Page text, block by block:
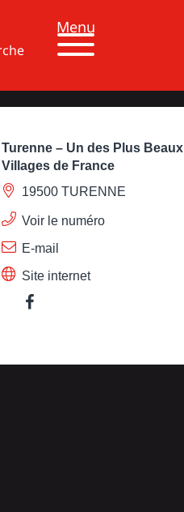
Menu
Turenne – Un des Plus Beaux
Villages de France
19500 TURENNE
Voir le numéro
E-mail
Site internet